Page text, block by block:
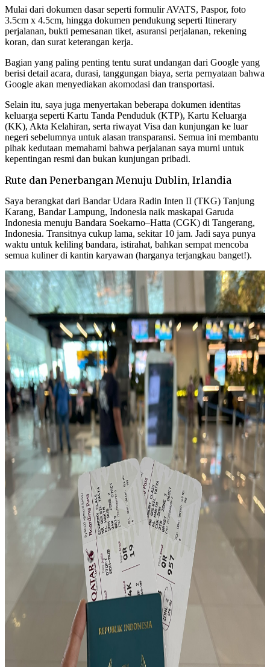
Mulai dari dokumen dasar seperti formulir AVATS, Paspor, foto
3.5cm x 4.5cm, hingga dokumen pendukung seperti Itinerary
perjalanan, bukti pemesanan tiket, asuransi perjalanan, rekening
koran, dan surat keterangan kerja.
Bagian yang paling penting tentu surat undangan dari Google yang
berisi detail acara, durasi, tanggungan biaya, serta pernyataan bahwa
Google akan menyediakan akomodasi dan transportasi.
Selain itu, saya juga menyertakan beberapa dokumen identitas
keluarga seperti Kartu Tanda Penduduk (KTP), Kartu Keluarga
(KK), Akta Kelahiran, serta riwayat Visa dan kunjungan ke luar
negeri sebelumnya untuk alasan transparansi. Semua ini membantu
pihak kedutaan memahami bahwa perjalanan saya murni untuk
kepentingan resmi dan bukan kunjungan pribadi.
Rute dan Penerbangan Menuju Dublin, Irlandia
Saya berangkat dari Bandar Udara Radin Inten II (TKG) Tanjung
Karang, Bandar Lampung, Indonesia naik maskapai Garuda
Indonesia menuju Bandara Soekarno–Hatta (CGK) di Tangerang,
Indonesia. Transitnya cukup lama, sekitar 10 jam. Jadi saya punya
waktu untuk keliling bandara, istirahat, bahkan sempat mencoba
semua kuliner di kantin karyawan (harganya terjangkau banget!).